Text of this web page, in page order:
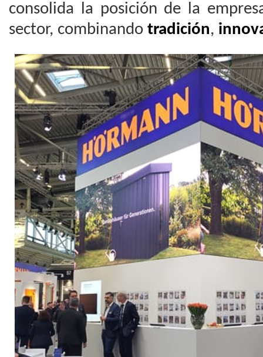
consolida la posición de la
sector, combinando tradición,